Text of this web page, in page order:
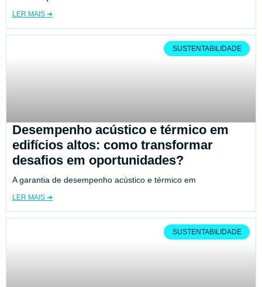
LER MAIS ➔
SUSTENTABILIDADE
Desempenho acústico e térmico em
edifícios altos: como transformar
desafios em oportunidades?
A garantia de desempenho acústico e térmico em
LER MAIS ➔
SUSTENTABILIDADE